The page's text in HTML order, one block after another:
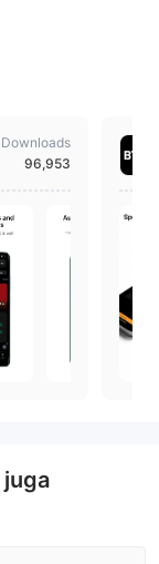
Downloads
96,953
juga